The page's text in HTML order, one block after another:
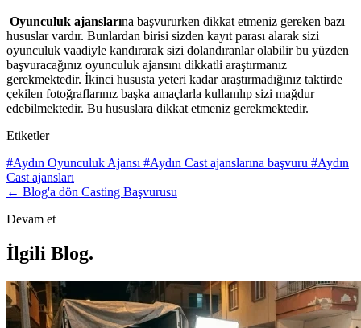
Oyunculuk ajanslarına başvururken dikkat etmeniz gereken bazı
hususlar vardır. Bunlardan birisi sizden kayıt parası alarak sizi
oyunculuk vaadiyle kandırarak sizi dolandıranlar olabilir bu yüzden
başvuracağınız oyunculuk ajansını dikkatli araştırmanız
gerekmektedir. İkinci hususta yeteri kadar araştırmadığınız taktirde
çekilen fotoğraflarınız başka amaçlarla kullanılıp sizi mağdur
edebilmektedir. Bu hususlara dikkat etmeniz gerekmektedir.
Etiketler
#Aydın Oyunculuk Ajansı #Aydın Cast ajanslarına başvuru #Aydın
Cast ajansları
← Blog'a dön Casting Başvurusu
Devam et
İlgili Blog.